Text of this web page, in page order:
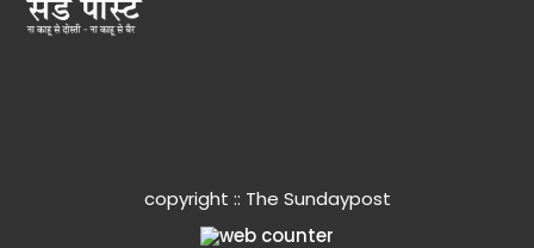
copyright :: The Sundaypost